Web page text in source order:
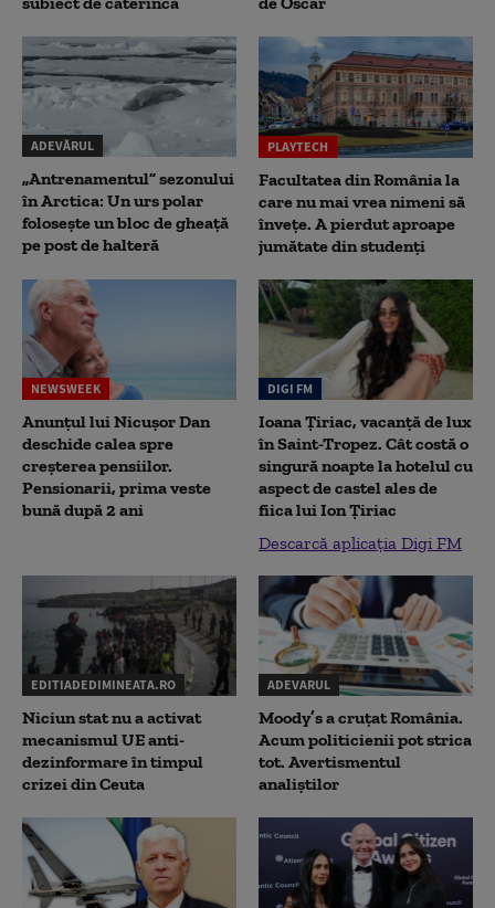
ADEVĂRUL
„Antrenamentul” sezonului
în Arctica: Un urs polar
folosește un bloc de gheață
pe post de halteră
PLAYTECH
Facultatea din România la
care nu mai vrea nimeni să
înveţe. A pierdut aproape
jumătate din studenţi
NEWSWEEK
Anunțul lui Nicușor Dan
deschide calea spre
creșterea pensiilor.
Pensionarii, prima veste
bună după 2 ani
DIGI FM
Ioana Țiriac, vacanță de lux
în Saint-Tropez. Cât costă o
singură noapte la hotelul cu
aspect de castel ales de
fiica lui Ion Țiriac
Descarcă aplicația Digi FM
EDITIADEDIMINEATA.RO
Niciun stat nu a activat
mecanismul UE anti-
dezinformare în timpul
crizei din Ceuta
ADEVARUL
Moody’s a cruțat România.
Acum politicienii pot strica
tot. Avertismentul
analiștilor